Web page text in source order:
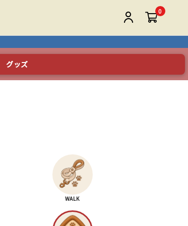
0
グッズ
WALK